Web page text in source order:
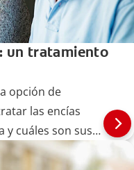
un tratamiento
opción de
las encías
y cuáles son sus